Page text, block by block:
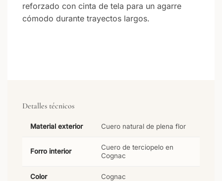
reforzado con cinta de tela para un agarre
cómodo durante trayectos largos.
Detalles técnicos
Material exterior Cuero natural de plena flor
Forro interior
Cuero de terciopelo en
Cognac
Color Cognac